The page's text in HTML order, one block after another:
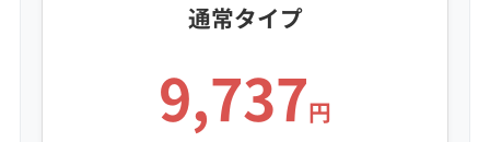
通常タイプ
9,737円